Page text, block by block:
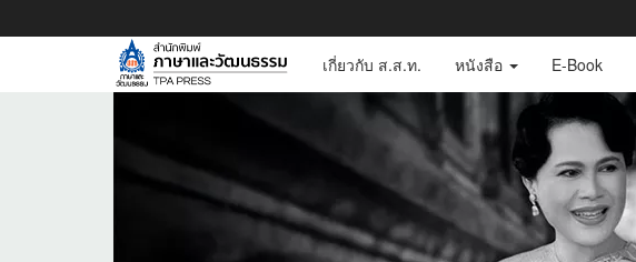
เกี่ยวกับ ส.ส.ท. หนังสือ E-Book